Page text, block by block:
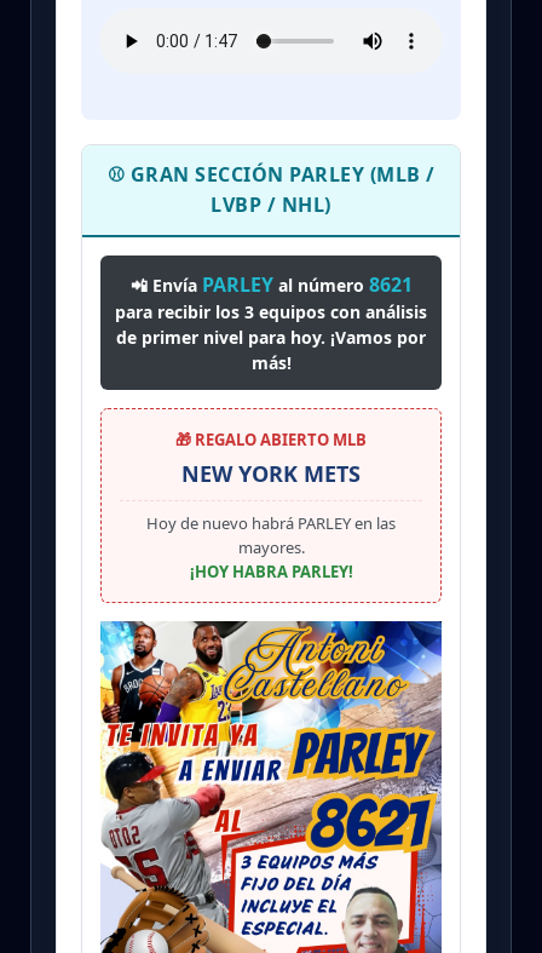
⚾ GRAN SECCIÓN PARLEY (MLB /
LVBP / NHL)
📲 Envía PARLEYal número 8621
para recibir los 3 equipos con análisis
de primer nivel para hoy. ¡Vamos por
más!
🎁 REGALO ABIERTO MLB
NEW YORK METS
Hoy de nuevo habrá PARLEY en las
mayores.
¡HOY HABRA PARLEY!